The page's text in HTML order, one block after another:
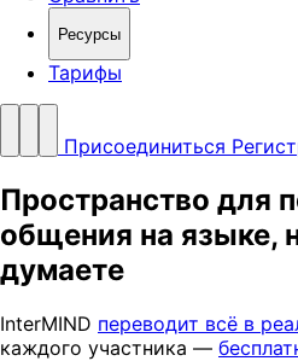
Ресурсы
Тарифы
Присоединиться
Пространство для
общения на языке,
думаете
InterMIND переводит всё в
каждого участника —